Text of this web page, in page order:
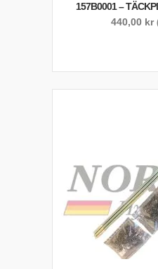
157B0001 –
440,00 kr